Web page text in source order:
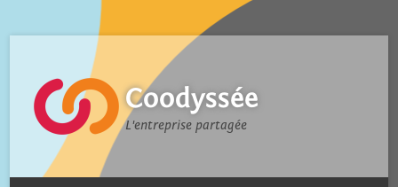
Coodyssée
L'entreprise partagée